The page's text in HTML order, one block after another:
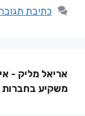
כתיבת
אריאל מליק -
משקיע בחברות